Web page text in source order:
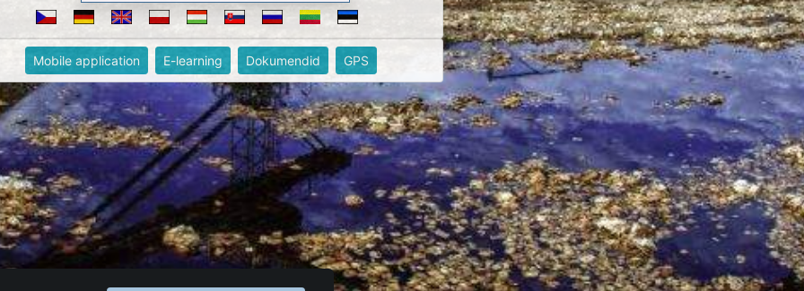
Mobile application E-learning Dokumendid GPS